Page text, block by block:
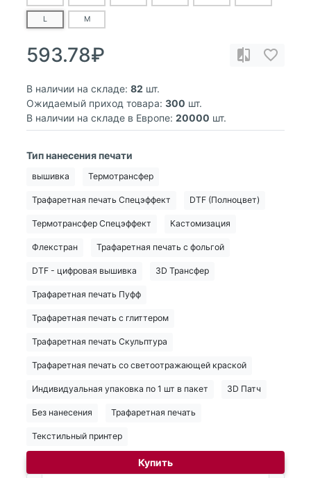
L M
593.78₽
В наличии на складе: 82 шт.
Ожидаемый приход товара: 300 шт.
В наличии на складе в Европе: 20000 шт.
Тип нанесения печати
вышивка Термотрансфер
Трафаретная печать Спецэффект DTF (Полноцвет)
Термотрансфер Спецэффект Кастомизация
Флекстран Трафаретная печать с фольгой
DTF - цифровая вышивка 3D Трансфер
Трафаретная печать Пуфф
Трафаретная печать с глиттером
Трафаретная печать Скульптура
Трафаретная печать со светоотражающей краской
Индивидуальная упаковка по 1 шт в пакет 3D Патч
Без нанесения Трафаретная печать
Текстильный принтер
Купить